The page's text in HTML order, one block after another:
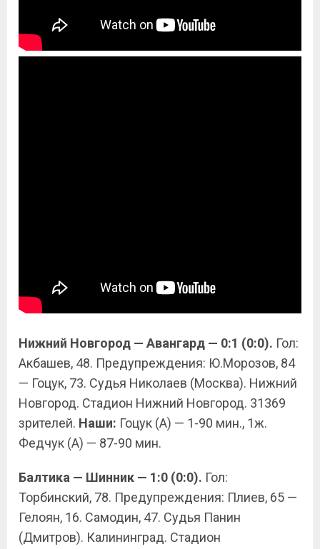
Нижний Новгород — Авангард — 0:1 (0:0). Гол:
Акбашев, 48. Предупреждения: Ю.Морозов, 84
— Гоцук, 73. Судья Николаев (Москва). Нижний
Новгород. Стадион Нижний Новгород. 31369
зрителей. Наши: Гоцук (А) — 1-90 мин., 1ж.
Федчук (А) — 87-90 мин.
Балтика — Шинник — 1:0 (0:0). Гол:
Торбинский, 78. Предупреждения: Плиев, 65 —
Гелоян, 16. Самодин, 47. Судья Панин
(Дмитров). Калининград. Стадион